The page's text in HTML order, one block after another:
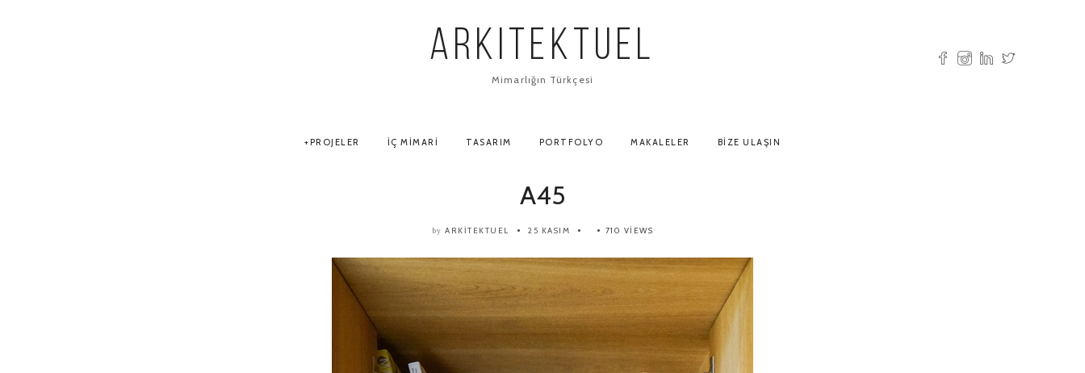
ARKITEKTUEL
Mimarlığın Türkçesi
PROJELER İÇ MIMARI TASARIM PORTFOLYO MAKALELER BIZE ULAŞIN
A45
by ARKITEKTUEL 25 KASIM 710 VIEWS